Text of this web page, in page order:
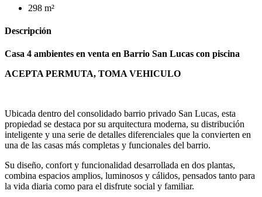
298 m²
Descripción
Casa 4 ambientes en venta en Barrio San Lucas con piscina
ACEPTA PERMUTA, TOMA VEHICULO
Ubicada dentro del consolidado barrio privado San Lucas, esta
propiedad se destaca por su arquitectura moderna, su distribución
inteligente y una serie de detalles diferenciales que la convierten en
una de las casas más completas y funcionales del barrio.
Su diseño, confort y funcionalidad desarrollada en dos plantas,
combina espacios amplios, luminosos y cálidos, pensados tanto para
la vida diaria como para el disfrute social y familiar.